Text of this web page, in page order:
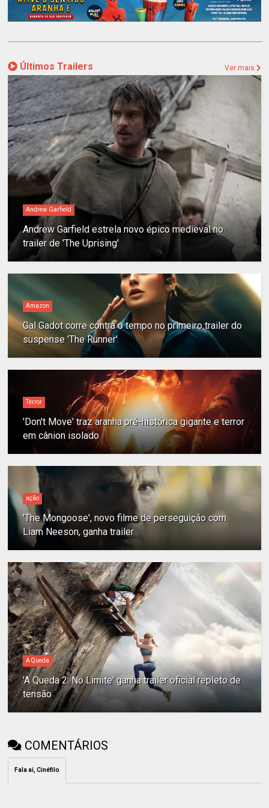
Últimos Trailers Ver mais
Andrew Garfield
Andrew Garfield estrela novo épico medieval no
trailer de 'The Uprising'
Amazon
Gal Gadot corre contra o tempo no primeiro trailer do
suspense 'The Runner'
Terror
'Don't Move' traz aranha pré-histórica gigante e terror
em cânion isolado
ação
'The Mongoose', novo filme de perseguição com
Liam Neeson, ganha trailer
A Queda
'A Queda 2: No Limite' ganha trailer oficial repleto de
tensão
COMENTÁRIOS
Fala aí, Cinéfilo